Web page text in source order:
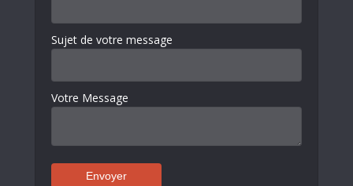
Sujet de votre message
Votre Message